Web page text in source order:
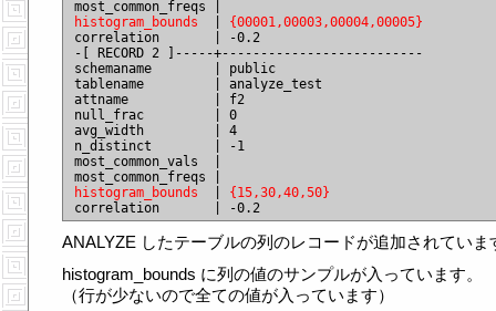
histogram_bounds
{00001,00003,00004,00005}
correlation       | -0.2
-[ RECORD 2 ]-----+--------------------------
schemaname        | public
tablename         | analyze_test
attname           | f2
null_frac         | 0
avg_width         | 4
n_distinct        | -1
most_common_vals  |
histogram_bounds
{15,30,40,50}
ANALYZE したテーブルの列のレコードが追加されていま
histogram_bounds に列の値のサンプルが入っています。
（行が少ないので全ての値が入っています）